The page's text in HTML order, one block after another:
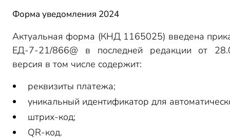
Форма уведомления 2024
Актуальная форма (КНД 1165025) введена
ЕД-7-21/866@ в последней редакции от
версия в том числе содержит:
реквизиты платежа;
уникальный идентификатор для
штрих-код;
QR-код.